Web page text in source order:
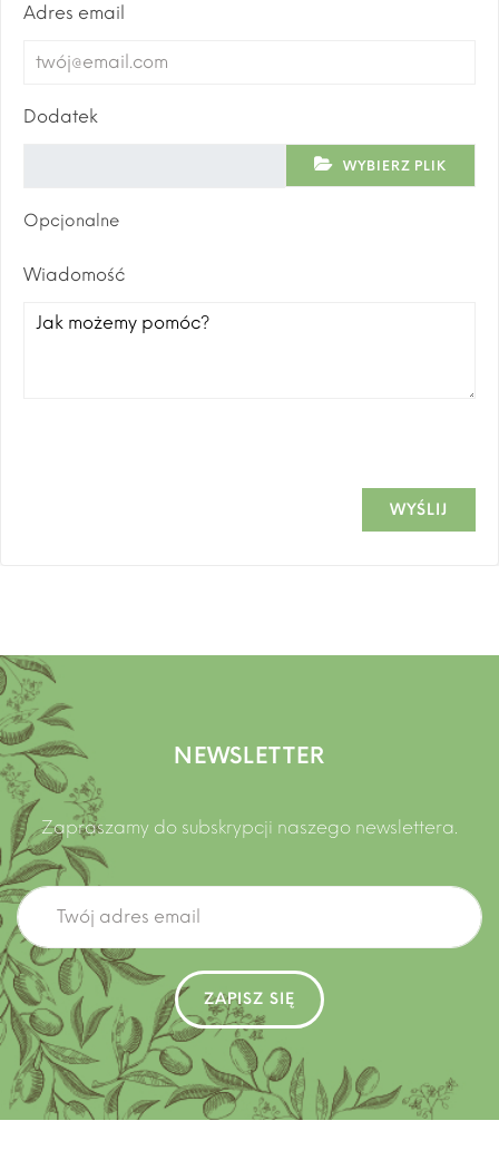
Adres email
Dodatek
WYBIERZ PLIK
Opcjonalne
Wiadomość
WYŚLIJ
NEWSLETTER
Zapraszamy do subskrypcji naszego newslettera.
ZAPISZ SIĘ